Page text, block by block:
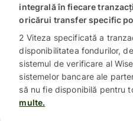
integrală în fiecare
oricărui transfer specific
2 Viteza specificată a
disponibilitatea fondurilor,
sistemul de verificare al
sistemelor bancare ale
să nu fie disponibilă pentru
multe.